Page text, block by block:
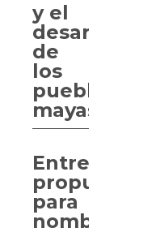
y el
desarrollo
de
los
pueblos
mayas
Entregan
propuesta
para
nombrar